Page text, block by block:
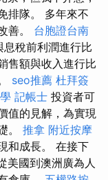
排隊。 多年來不
善。 台胞證台南
息稅前利潤進行比
售額與收入進行比
seo推薦 杜拜簽
記帳士 投資者可
值的見解，為實現
。 推拿 附近按摩
和成長。 在接下
美國到澳洲廣為人